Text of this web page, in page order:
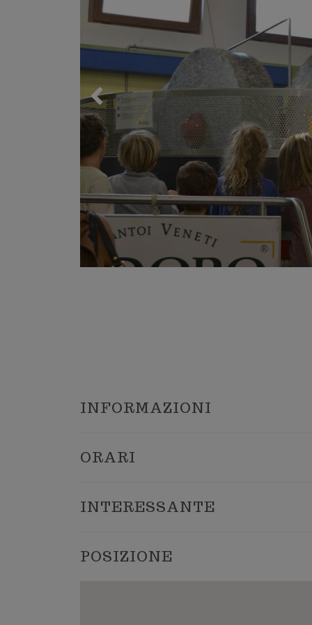
Mari, monti, laghi e città d'arte
Esplora il Veneto
LA PRIMA REGIONE TURISTICA IN
Lessinia
A
Lo sci
Palestre
INFORMAZIONI
ORARI
INTERESSANTE
POSIZIONE